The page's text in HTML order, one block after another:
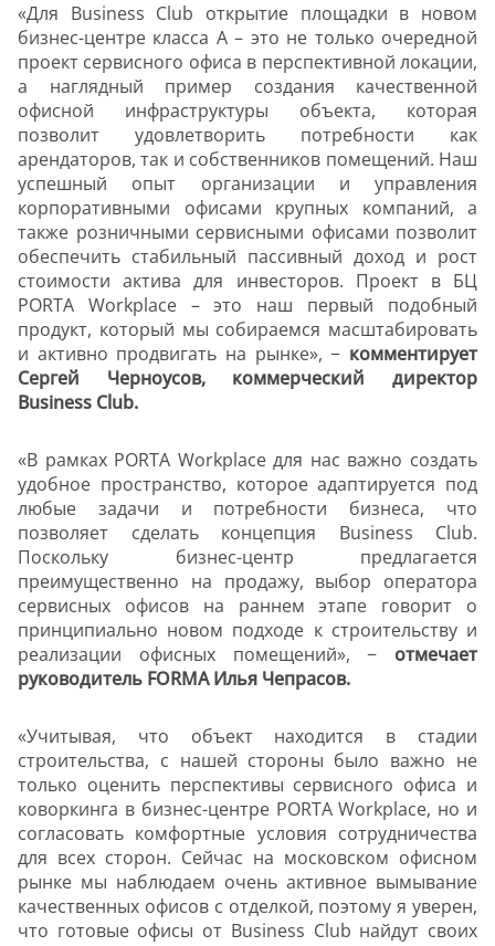
«Для Business Club открытие площадки в новом
бизнес-центре класса А – это не только очередной
проект сервисного офиса в перспективной локации,
а наглядный пример создания качественной
офисной инфраструктуры объекта, которая
позволит удовлетворить потребности как
арендаторов, так и собственников помещений. Наш
успешный опыт организации и управления
корпоративными офисами крупных компаний, а
также розничными сервисными офисами позволит
обеспечить стабильный пассивный доход и рост
стоимости актива для инвесторов. Проект в БЦ
PORTA Workplace – это наш первый подобный
продукт, который мы собираемся масштабировать
и активно продвигать на рынке», − комментирует
Сергей Черноусов, коммерческий директор
Business Club.
«В рамках PORTA Workplace для нас важно создать
удобное пространство, которое адаптируется под
любые задачи и потребности бизнеса, что
позволяет сделать концепция Business Club.
Поскольку бизнес-центр предлагается
преимущественно на продажу, выбор оператора
сервисных офисов на раннем этапе говорит о
принципиально новом подходе к строительству и
реализации офисных помещений», − отмечает
руководитель FORMA Илья Чепрасов.
«Учитывая, что объект находится в стадии
строительства, с нашей стороны было важно не
только оценить перспективы сервисного офиса и
коворкинга в бизнес-центре PORTA Workplace, но и
согласовать комфортные условия сотрудничества
для всех сторон. Сейчас на московском офисном
рынке мы наблюдаем очень активное вымывание
качественных офисов с отделкой, поэтому я уверен,
что готовые офисы от Business Club найдут своих